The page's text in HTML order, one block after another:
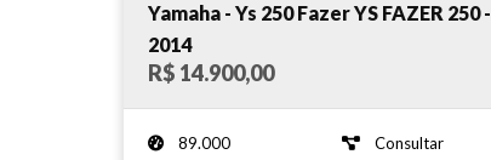
Yamaha - Ys 250 Fazer YS FAZER 250 -
2014
R$ 14.900,00
89.000
Consultar